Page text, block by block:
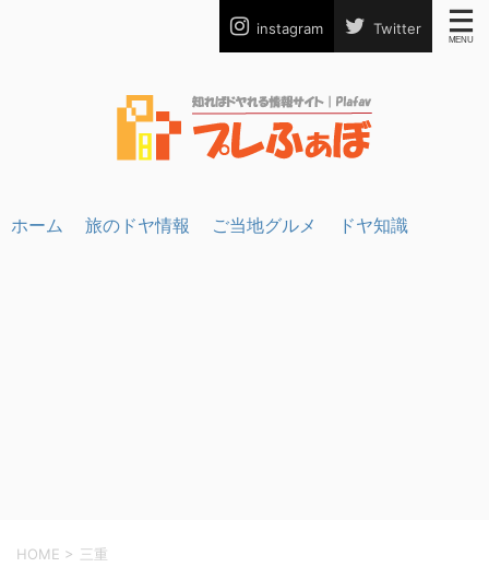
instagram Twitter
ホーム 旅のドヤ情報 ご当地グルメ ドヤ知識
HOME > 三重